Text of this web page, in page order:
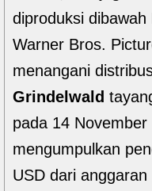
diproduksi
Warner Bros.
menangani
Grindelwald
pada 14
mengumpulkan
USD dari